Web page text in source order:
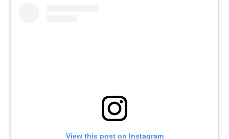
View this post on Instagram